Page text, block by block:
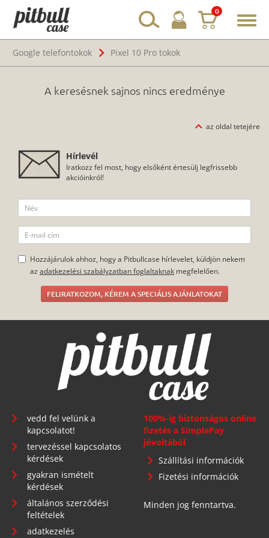
0
Google telefontokok
Pixel 10 Pro tokok
A keresésnek sajnos nincs eredménye
az oldal tetejére
Hírlevél
Iratkozz fel most, hogy elsőként értesülj legfrissebb
akcióinkról!
Hozzájárulok ahhoz, hogy a Pitbullcase hírlevelet, küldjön nekem
az adatkezelési szabályzatban foglaltaknak megfelelően.
FELIRATKOZOM, KÉREM A SPECIÁLIS AJÁNLATOKAT
vedd fel velünk a
kapcsolatot!
tervezéssel kapcsolatos
kérdések
gyakran ismételt
kérdések
általános szerződési
feltételek
adatkezelés
100%-ig biztonságos online
fizetés a SimplePay
jóvoltából
Szállítási információk
Fizetési információk
Minden jog fenntartva.